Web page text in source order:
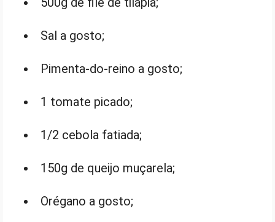
Sal a gosto;
Pimenta-do-reino a gosto;
1 tomate picado;
1/2 cebola fatiada;
150g de queijo muçarela;
Orégano a gosto;